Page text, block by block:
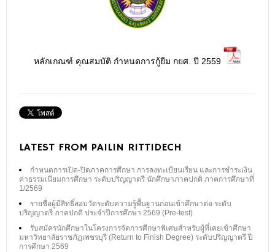
หลักเกณฑ์ คุณสมบัติ กำหนดการกู้ยืม กยศ. ปี 2559
LATEST FROM PAILIN RITTIDECH
กำหนดการเปิด-ปิดภาคการศึกษา การลงทะเบียนเรียน และการชำระเงิน
ค่าธรรมเนียมการศึกษา ระดับปริญญาตรี นักศึกษาภาคปกติ ภาคการศึกษาที่
1/2569
รายชื่อผู้มีสิทธิ์สอบวัดระดับความรู้พื้นฐานก่อนเข้าศึกษาต่อ ระดับ
ปริญญาตรี ภาคปกติ ประจำปีการศึกษา 2569 (Pre-test)
รับสมัครนักศึกษาในโครงการจัดการศึกษาพิเศษสำหรับผู้ที่เคยเข้าศึกษา
มหาวิทยาลัยราชภัฏเพชรบุรี (Return to Finish Degree) ระดับปริญญาตรี ปี
การศึกษา 2569